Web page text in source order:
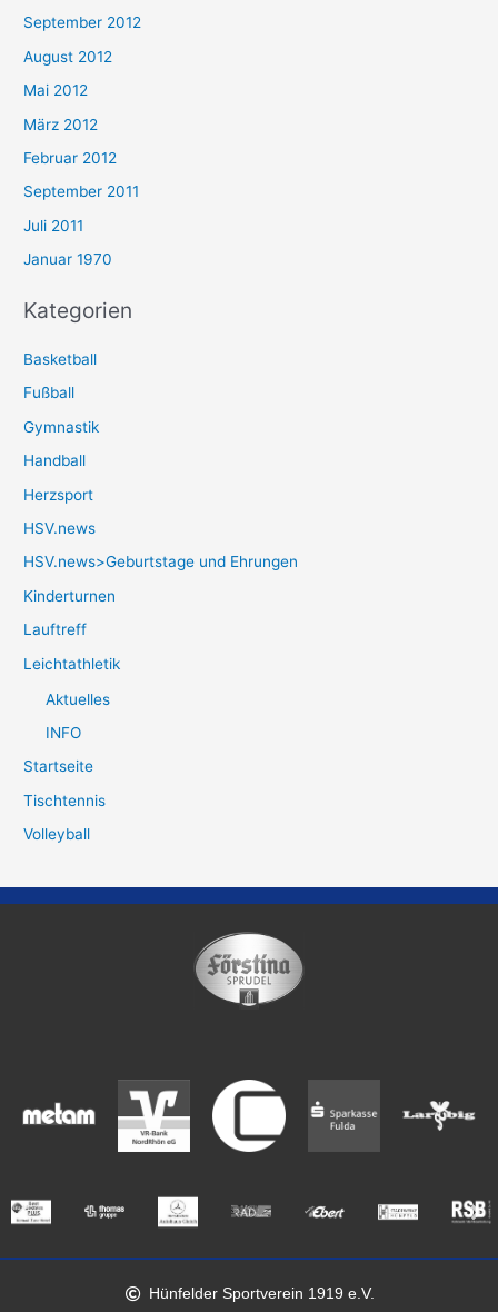
September 2012
August 2012
Mai 2012
März 2012
Februar 2012
September 2011
Juli 2011
Januar 1970
Kategorien
Basketball
Fußball
Gymnastik
Handball
Herzsport
HSV.news
HSV.news>Geburtstage und Ehrungen
Kinderturnen
Lauftreff
Leichtathletik
Aktuelles
INFO
Startseite
Tischtennis
Volleyball
Hünfelder Sportverein 1919 e.V.